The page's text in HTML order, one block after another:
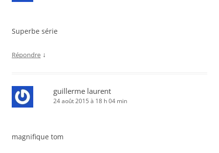
Superbe série
Répondre ↓
guillerme laurent
24 août 2015 à 18 h 04 min
magnifique tom